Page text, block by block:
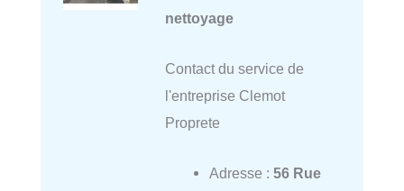
nettoyage
Contact du service de
l'entreprise Clemot
Proprete
Adresse : 56 Rue